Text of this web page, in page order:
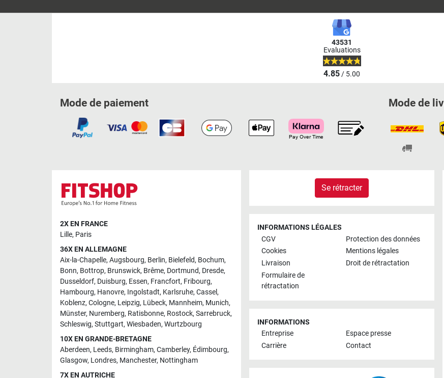
43531
Evaluations
4.85/ 5.00
Mode de paiement Mode de
2X EN FRANCE
Lille, Paris
36X EN ALLEMAGNE
Aix-la-Chapelle, Augsbourg, Berlin, Bielefeld, Bochum,
Bonn, Bottrop, Brunswick, Brême, Dortmund, Dresde,
Dusseldorf, Duisburg, Essen, Francfort, Fribourg,
Hambourg, Hanovre, Ingolstadt, Karlsruhe, Cassel,
Koblenz, Cologne, Leipzig, Lübeck, Mannheim, Munich,
Münster, Nuremberg, Ratisbonne, Rostock, Sarrebruck,
Schleswig, Stuttgart, Wiesbaden, Wurtzbourg
10X EN GRANDE-BRETAGNE
Aberdeen, Leeds, Birmingham, Camberley, Édimbourg,
Glasgow, Londres, Manchester, Nottingham
7X EN AUTRICHE
Se rétracter
INFORMATIONS LÉGALES
CGV
Protection des données
Cookies
Mentions légales
Livraison
Droit de rétractation
Formulaire de
rétractation
INFORMATIONS
Entreprise
Espace presse
Carrière
Contact